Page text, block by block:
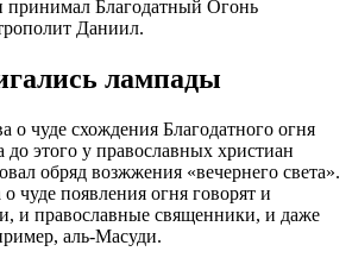
принимал Благодатный Огонь
Даниил.
лампады
о чуде схождения Благодатного огня
до этого у православных христиан
обряд возжжения «вечернего света».
чуде появления огня говорят и
и православные священники, и даже
аль-Масуди.